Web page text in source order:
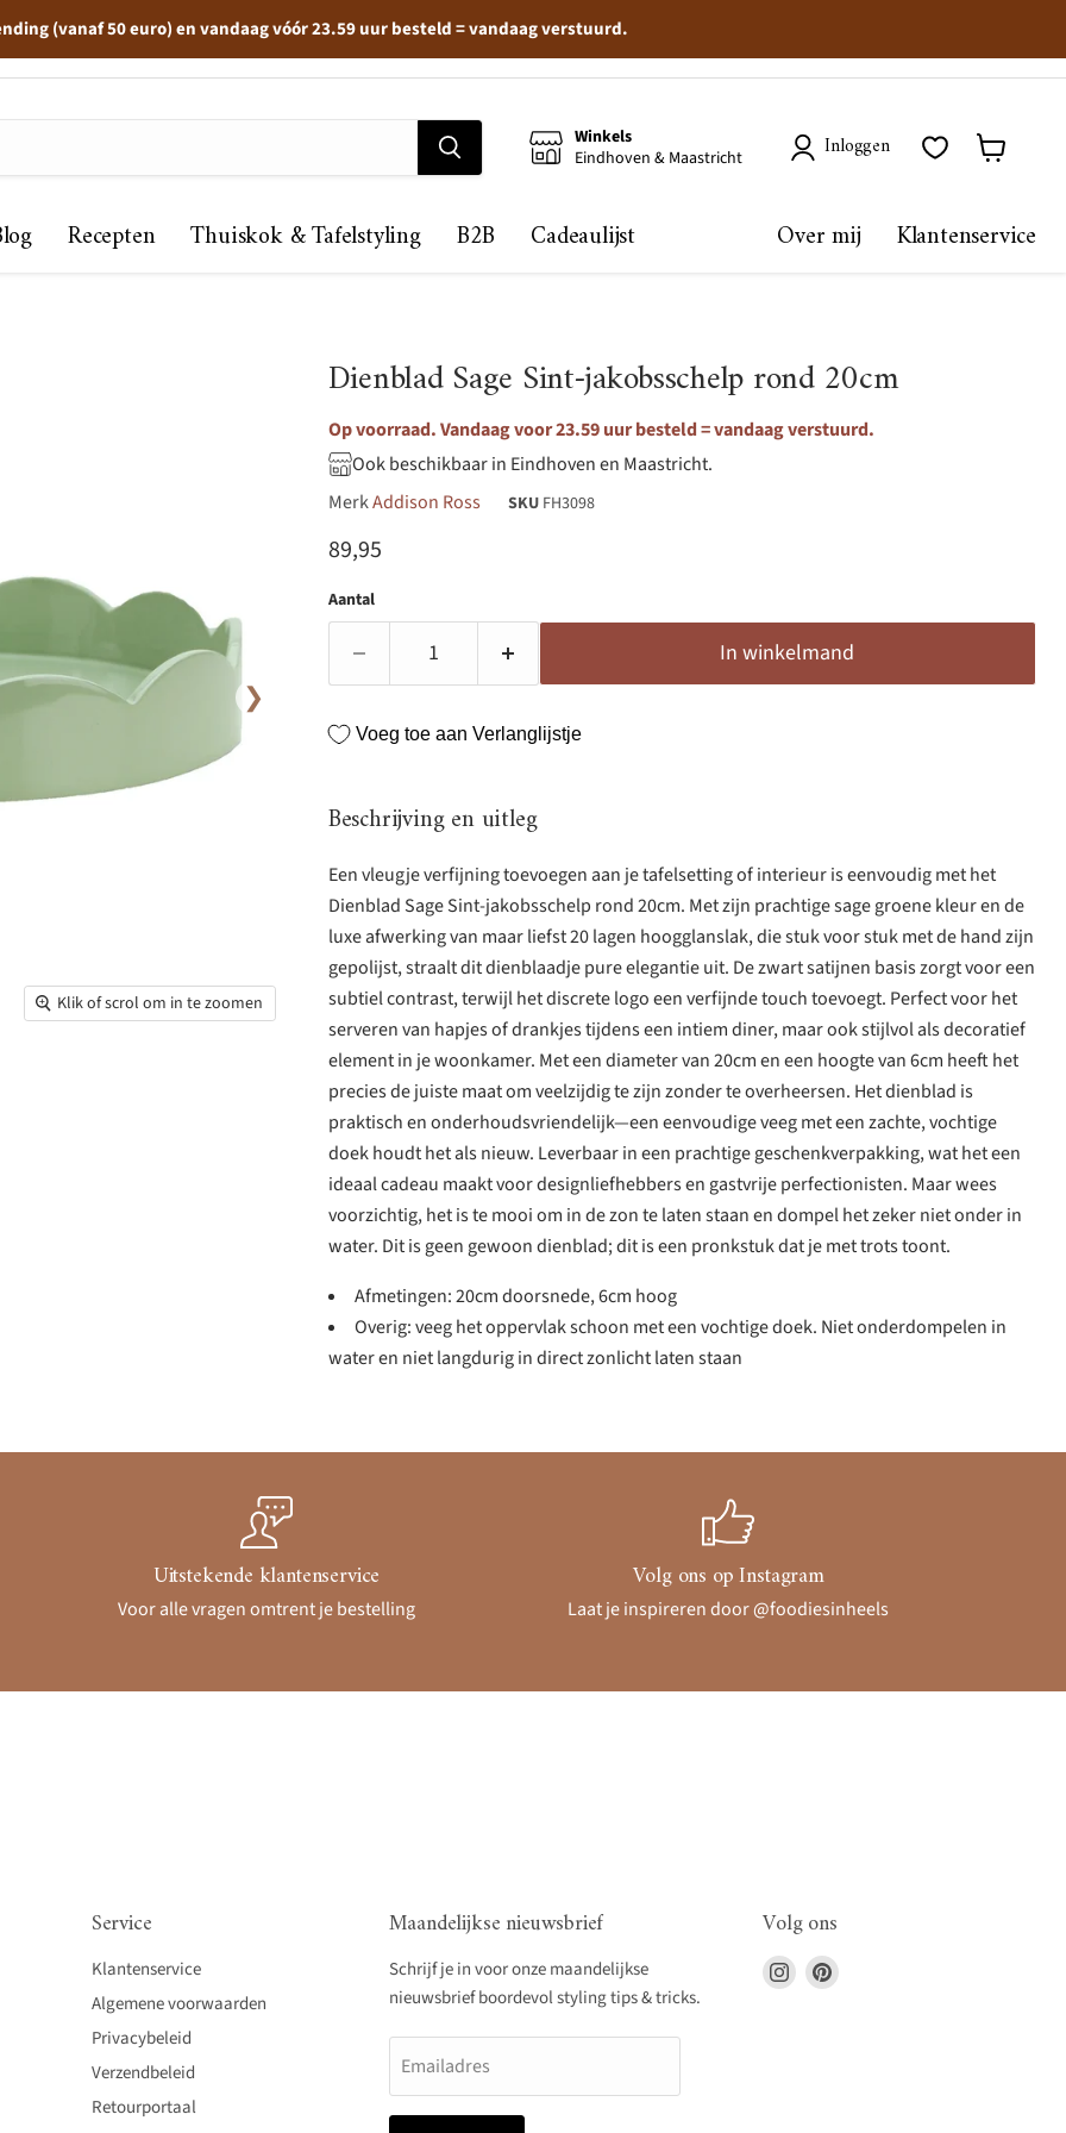
(vanaf 50 euro) en vandaag vóór 23.59 uur besteld = vandaag verstuurd.
Winkels
Eindhoven & Maastricht
Inloggen
Recepten Thuiskok & Tafelstyling B2B Cadeaulijst Over mij Klantenservice
Klik of scrol om in te zoomen
❯
Dienblad Sage Sint-jakobsschelp rond 20cm
Op voorraad. Vandaag voor 23.59 uur besteld = vandaag verstuurd.
Ook beschikbaar in Eindhoven en Maastricht.
MerkAddison Ross SKU FH3098
Huidige prijs
89,95
Aantal
In winkelmand
Voeg toe aan Verlanglijstje
Beschrijving en uitleg
Een vleugje verfijning toevoegen aan je tafelsetting of interieur is eenvoudig met het
Dienblad Sage Sint-jakobsschelp rond 20cm. Met zijn prachtige sage groene kleur en de
luxe afwerking van maar liefst 20 lagen hoogglanslak, die stuk voor stuk met de hand zijn
gepolijst, straalt dit dienblaadje pure elegantie uit. De zwart satijnen basis zorgt voor een
subtiel contrast, terwijl het discrete logo een verfijnde touch toevoegt. Perfect voor het
serveren van hapjes of drankjes tijdens een intiem diner, maar ook stijlvol als decoratief
element in je woonkamer. Met een diameter van 20cm en een hoogte van 6cm heeft het
precies de juiste maat om veelzijdig te zijn zonder te overheersen. Het dienblad is
praktisch en onderhoudsvriendelijk—een eenvoudige veeg met een zachte, vochtige
doek houdt het als nieuw. Leverbaar in een prachtige geschenkverpakking, wat het een
ideaal cadeau maakt voor designliefhebbers en gastvrije perfectionisten. Maar wees
voorzichtig, het is te mooi om in de zon te laten staan en dompel het zeker niet onder in
water. Dit is geen gewoon dienblad; dit is een pronkstuk dat je met trots toont.
Afmetingen: 20cm doorsnede, 6cm hoog
Overig: veeg het oppervlak schoon met een vochtige doek. Niet onderdompelen in
water en niet langdurig in direct zonlicht laten staan
Uitstekende klantenservice
Voor alle vragen omtrent je bestelling
Volg ons op Instagram
Laat je inspireren door @foodiesinheels
Service
Klantenservice
Algemene voorwaarden
Privacybeleid
Verzendbeleid
Retourportaal
Maandelijkse nieuwsbrief
Schrijf je in voor onze maandelijkse
nieuwsbrief boordevol styling tips & tricks.
Emailadres
Volg ons
Vind
ons
Vind